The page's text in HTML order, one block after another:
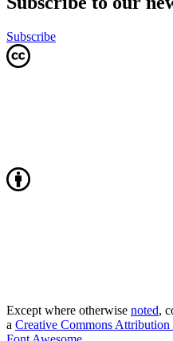
Subscribe
Except where otherwise noted,
a Creative Commons